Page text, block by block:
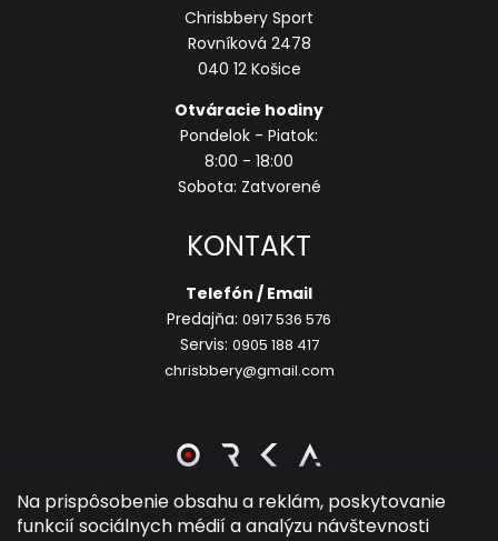
Na prispôsobenie obsahu a reklám, poskytovanie
funkcií sociálnych médií a analýzu návštevnosti
Chrisbbery Sport
Rovníková 2478
040 12 Košice
Otváracie hodiny
Pondelok - Piatok:
8:00 - 18:00
Sobota: Zatvorené
KONTAKT
Telefón / Email
Predajňa: 0917 536 576
Servis: 0905 188 417
chrisbbery@gmail.com